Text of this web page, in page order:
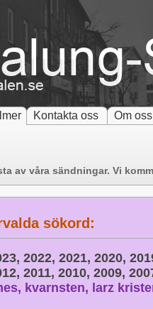
Kontakta oss Om oss
av våra sändningar. Vi
sökord:
2022, 2021, 2020,
2011, 2010, 2009,
kvarnsten, larz